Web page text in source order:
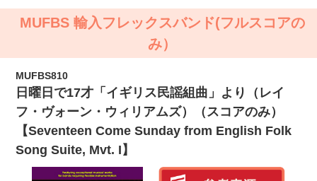
MUFBS 輸入フレックスバンド(フルスコアの
み）
MUFBS810
日曜日で17才「イギリス民謡組曲」より（レイ
フ・ヴォーン・ウィリアムズ）（スコアのみ）
【Seventeen Come Sunday from English Folk
Song Suite, Mvt. I】